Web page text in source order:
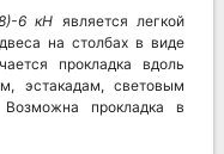
6 кН является легкой
на столбах в виде
прокладка вдоль
эстакадам, световым
прокладка в